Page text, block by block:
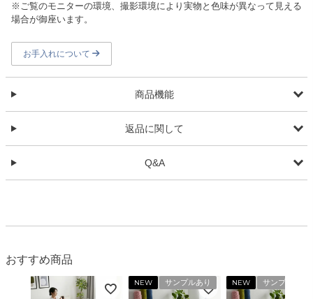
※ご覧のモニターの環境、撮影環境により実物と色味が異なって見える
場合が御座います。
お手入れについて
商品機能
返品に関して
Q&A
おすすめ商品
NEW サンプルあり NEW サンプルあり